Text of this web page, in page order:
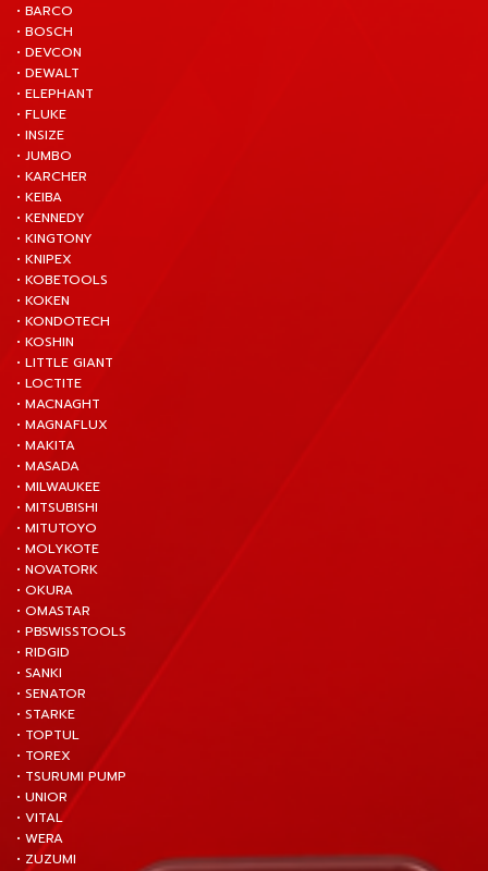
• BARCO
• BOSCH
• DEVCON
• DEWALT
• ELEPHANT
• FLUKE
• INSIZE
• JUMBO
• KARCHER
• KEIBA
• KENNEDY
• KINGTONY
• KNIPEX
• KOBETOOLS
• KOKEN
• KONDOTECH
• KOSHIN
• LITTLE GIANT
• LOCTITE
• MACNAGHT
• MAGNAFLUX
• MAKITA
• MASADA
• MILWAUKEE
• MITSUBISHI
• MITUTOYO
• MOLYKOTE
• NOVATORK
• OKURA
• OMASTAR
• PBSWISSTOOLS
• RIDGID
• SANKI
• SENATOR
• STARKE
• TOPTUL
• TOREX
• TSURUMI PUMP
• UNIOR
• VITAL
• WERA
• ZUZUMI